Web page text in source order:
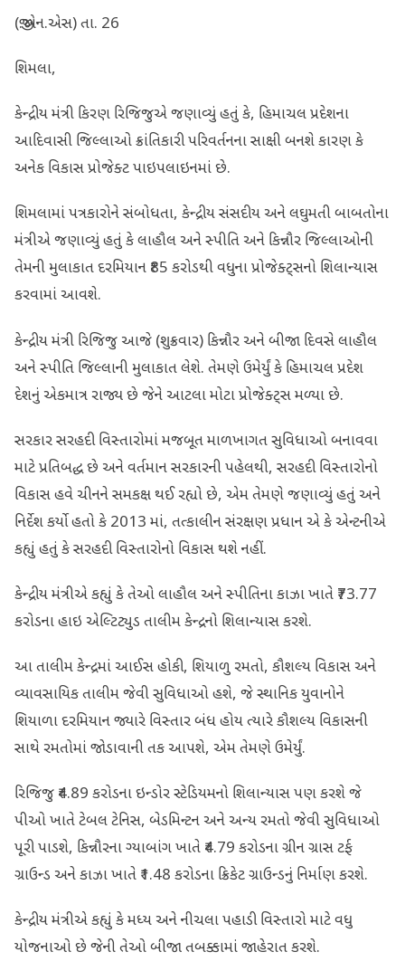
(જી.એન.એસ) તા. 26
શિમલા,
કેન્દ્રીય મંત્રી કિરણ રિજિજુએ જણાવ્યું હતું કે, હિમાચલ પ્રદેશના
આદિવાસી જિલ્લાઓ ક્રાંતિકારી પરિવર્તનના સાક્ષી બનશે કારણ કે
અનેક વિકાસ પ્રોજેક્ટ પાઇપલાઇનમાં છે.
શિમલામાં પત્રકારોને સંબોધતા, કેન્દ્રીય સંસદીય અને લઘુમતી બાબતોના
મંત્રીએ જણાવ્યું હતું કે લાહૌલ અને સ્પીતિ અને કિન્નૌર જિલ્લાઓની
તેમની મુલાકાત દરમિયાન ₹85 કરોડથી વધુના પ્રોજેક્ટ્સનો શિલાન્યાસ
કરવામાં આવશે.
કેન્દ્રીય મંત્રી રિજિજુ આજે (શુક્રવાર) કિન્નૌર અને બીજા દિવસે લાહૌલ
અને સ્પીતિ જિલ્લાની મુલાકાત લેશે. તેમણે ઉમેર્યું કે હિમાચલ પ્રદેશ
દેશનું એકમાત્ર રાજ્ય છે જેને આટલા મોટા પ્રોજેક્ટ્સ મળ્યા છે.
સરકાર સરહદી વિસ્તારોમાં મજબૂત માળખાગત સુવિધાઓ બનાવવા
માટે પ્રતિબદ્ધ છે અને વર્તમાન સરકારની પહેલથી, સરહદી વિસ્તારોનો
વિકાસ હવે ચીનને સમકક્ષ થઈ રહ્યો છે, એમ તેમણે જણાવ્યું હતું અને
નિર્દેશ કર્યો હતો કે 2013 માં, તત્કાલીન સંરક્ષણ પ્રધાન એ કે એન્ટનીએ
કહ્યું હતું કે સરહદી વિસ્તારોનો વિકાસ થશે નહીં.
કેન્દ્રીય મંત્રીએ કહ્યું કે તેઓ લાહૌલ અને સ્પીતિના કાઝા ખાતે ₹73.77
કરોડના હાઇ એલ્ટિટ્યુડ તાલીમ કેન્દ્રનો શિલાન્યાસ કરશે.
આ તાલીમ કેન્દ્રમાં આઈસ હોકી, શિયાળુ રમતો, કૌશલ્ય વિકાસ અને
વ્યાવસાયિક તાલીમ જેવી સુવિધાઓ હશે, જે સ્થાનિક યુવાનોને
શિયાળા દરમિયાન જ્યારે વિસ્તાર બંધ હોય ત્યારે કૌશલ્ય વિકાસની
સાથે રમતોમાં જોડાવાની તક આપશે, એમ તેમણે ઉમેર્યું.
રિજિજુ ₹4.89 કરોડના ઇન્ડોર સ્ટેડિયમનો શિલાન્યાસ પણ કરશે જે
પીઓ ખાતે ટેબલ ટેનિસ, બેડમિન્ટન અને અન્ય રમતો જેવી સુવિધાઓ
પૂરી પાડશે, કિન્નૌરના ગ્યાબાંગ ખાતે ₹4.79 કરોડના ગ્રીન ગ્રાસ ટર્ફ
ગ્રાઉન્ડ અને કાઝા ખાતે ₹1.48 કરોડના ક્રિકેટ ગ્રાઉન્ડનું નિર્માણ કરશે.
કેન્દ્રીય મંત્રીએ કહ્યું કે મધ્ય અને નીચલા પહાડી વિસ્તારો માટે વધુ
યોજનાઓ છે જેની તેઓ બીજા તબક્કામાં જાહેરાત કરશે.